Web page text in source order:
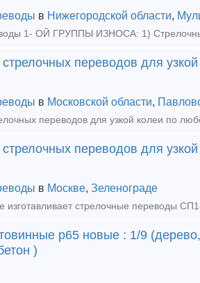
в Нижегородской области,
переводов для
в Московской области,
переводов для узкой колеи по
переводов для
в Москве, Зеленограде
р65 новые : 1/9
)